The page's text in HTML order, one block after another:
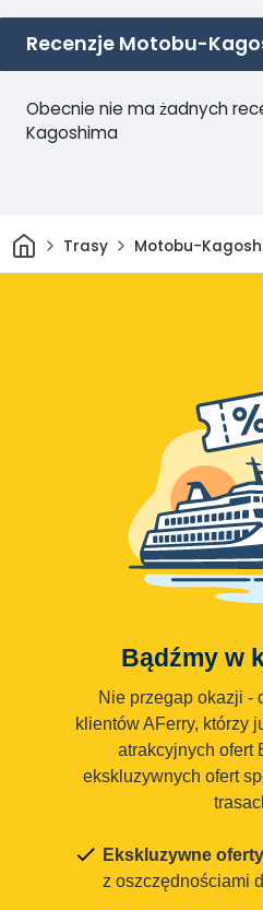
Recenzje Motobu-
Obecnie nie ma żadnych
Kagoshima
DomTrasy Motobu-
Bądźmy w
Nie przegap okazji -
klientów AFerry, którzy
atrakcyjnych ofert
ekskluzywnych ofert
Ekskluzywne
z oszczędnościami